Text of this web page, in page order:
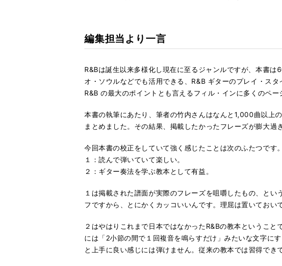
編集担当より一言
R&Bは誕生以来多様化し現在に至るジャンルですが、本書
オ・ソウルなどでも活用できる、R&B ギターのプレイ・スタ
R&B の最大のポイントとも言えるフィル・インに多くのペ
本書の執筆にあたり、筆者の竹内さんはなんと1,000曲以上
まとめました。その結果、掲載したかったフレーズが膨大
今回本書の校正をしていて強く感じたことは次のふたつです。
１：読んで弾いていて楽しい。
２：ギター奏法を学ぶ教本として有益。
１は掲載された譜面が実際のフレーズを咀嚼したもの、と
フですから、とにかくカッコいいんです。理屈は置いておい
２はやはりこれまで日本ではなかったR&Bの教本というこ
には「2小節の間で１回複音を鳴らすだけ」みたいな文字に
と上手に良い感じには弾けません。従来の教本では習得でき